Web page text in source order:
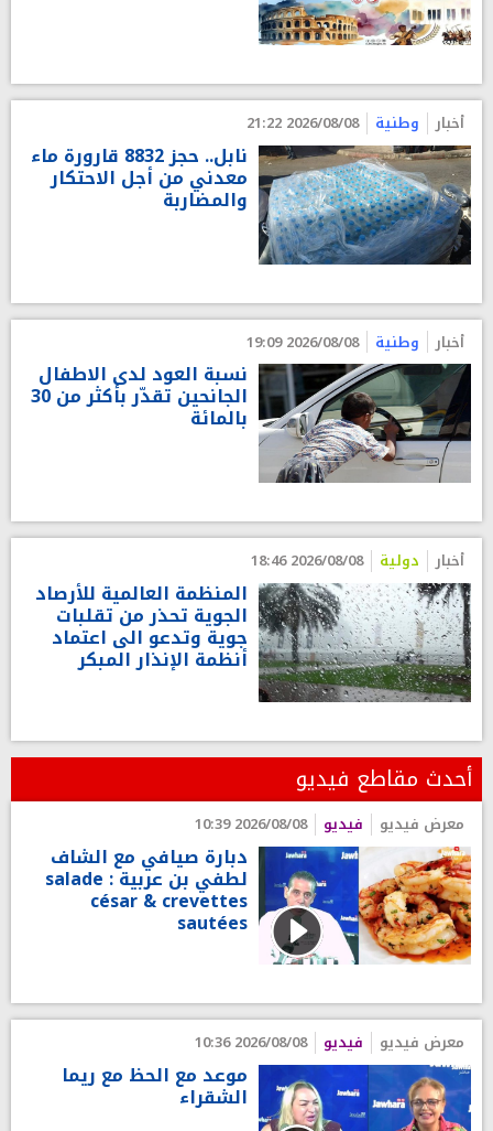
أخبار وطنية 2026/08/08 21:22
نابل.. حجز 8832 قارورة ماء
معدني من أجل الاحتكار
والمضاربة
أخبار وطنية 2026/08/08 19:09
نسبة العود لدى الاطفال
الجانحين تقدّر بأكثر من 30
بالمائة
أخبار دولية 2026/08/08 18:46
المنظمة العالمية للأرصاد
الجوية تحذر من تقلبات
جوية وتدعو الى اعتماد
أنظمة الإنذار المبكر
أحدث مقاطع فيديو
معرض فيديو فيديو 2026/08/08 10:39
دبارة صيافي مع الشاف
لطفي بن عربية : salade
césar & crevettes
sautées
معرض فيديو فيديو 2026/08/08 10:36
موعد مع الحظ مع ريما
الشقراء